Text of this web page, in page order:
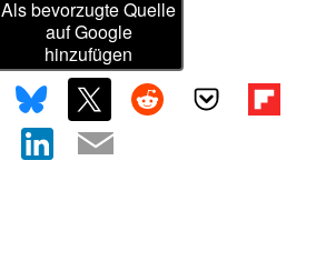
Als bevorzugte Quelle
auf Google
hinzufügen